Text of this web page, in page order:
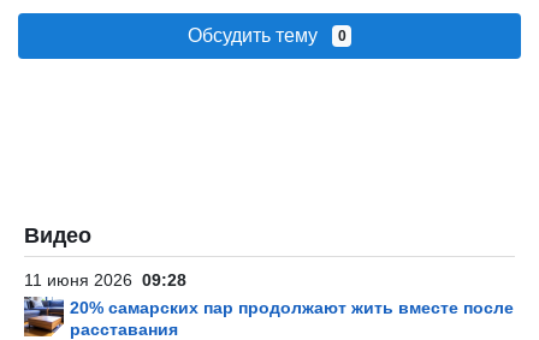
Обсудить тему 0
Видео
11 июня 2026 09:28
20% самарских пар продолжают жить вместе после
расставания